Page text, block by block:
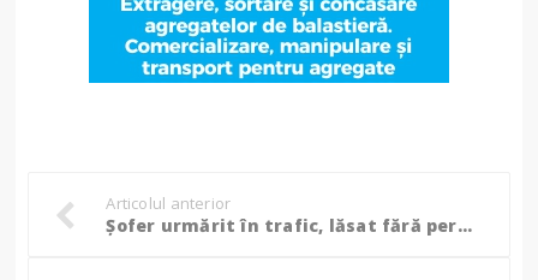
Articolul anterior
Șofer urmărit în trafic, lăsat fără permis și amendat de trei ori